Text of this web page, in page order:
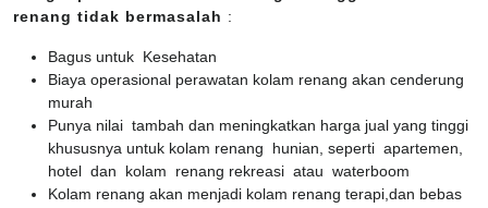
renang tidak bermasalah :
Bagus untuk Kesehatan
Biaya operasional perawatan kolam renang akan cenderung
murah
Punya nilai tambah dan meningkatkan harga jual yang tinggi
khususnya untuk kolam renang hunian, seperti apartemen,
hotel dan kolam renang rekreasi atau waterboom
Kolam renang akan menjadi kolam renang terapi,dan bebas